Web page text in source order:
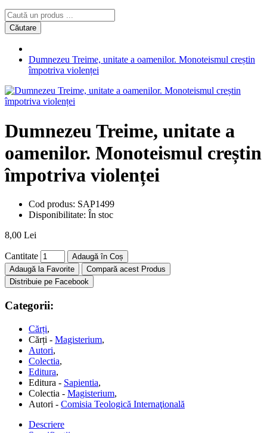
Căutare
Dumnezeu Treime, unitate a oamenilor. Monoteismul creștin
împotriva violenței
Dumnezeu Treime, unitate a
oamenilor. Monoteismul creștin
împotriva violenței
Cod produs: SAP1499
Disponibilitate: În stoc
8,00 Lei
Cantitate
Adaugă în Coș
Adaugă la Favorite
Compară acest Produs
Distribuie pe Facebook
Categorii:
Cărți,
Cărți - Magisterium,
Autori,
Colectia,
Editura,
Editura - Sapientia,
Colectia - Magisterium,
Autori - Comisia Teologică Internaţională
Descriere